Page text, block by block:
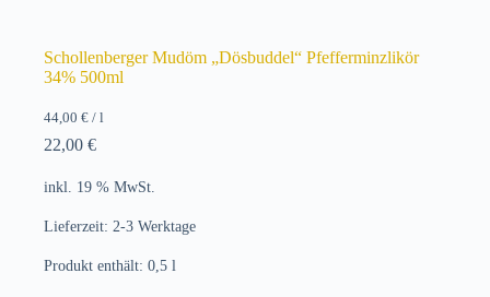
Schollenberger Mudöm „Dösbuddel“ Pfefferminzlikör
34% 500ml
44,00 € / l
22,00 €
inkl. 19 % MwSt.
Lieferzeit: 2-3 Werktage
Produkt enthält: 0,5 l